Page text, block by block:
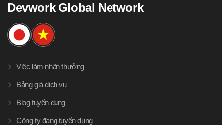
Devwork Global Network
Việc làm nhận thưởng
Bảng giá dịch vụ
Blog tuyển dụng
Công ty đang tuyển dụng